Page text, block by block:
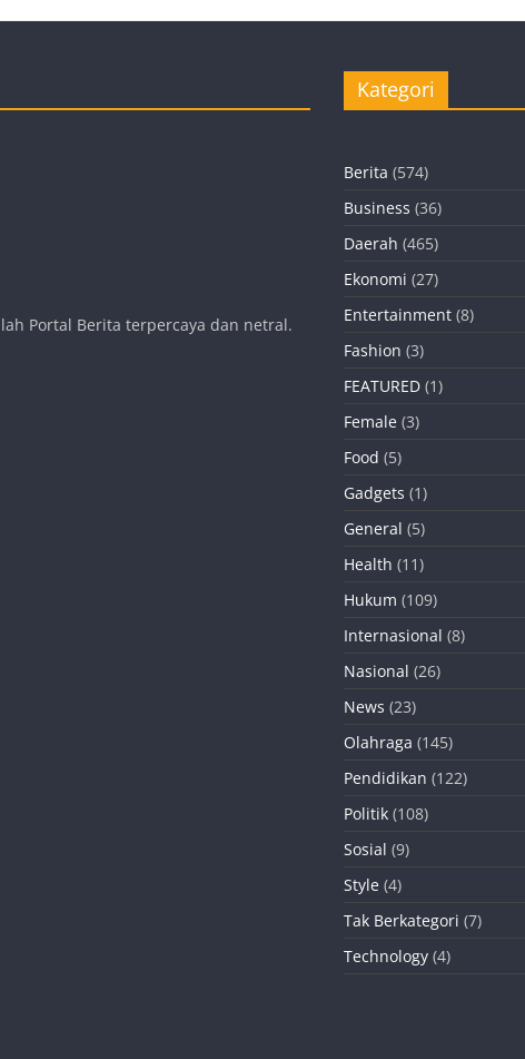
Portal Berita terpercaya dan netral.
Kategori
Berita (574)
Business (36)
Daerah (465)
Ekonomi (27)
Entertainment (8)
Fashion (3)
FEATURED (1)
Female (3)
Food (5)
Gadgets (1)
General (5)
Health (11)
Hukum (109)
Internasional (8)
Nasional (26)
News (23)
Olahraga (145)
Pendidikan (122)
Politik (108)
Sosial (9)
Style (4)
Tak Berkategori (7)
Technology (4)